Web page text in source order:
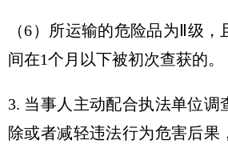
（6）所运输的危险品为Ⅱ级
间在1个月以下被初次查获的。
3. 当事人主动配合执法单位调
除或者减轻违法行为危害后果